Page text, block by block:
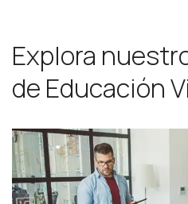
Explora
de Educación